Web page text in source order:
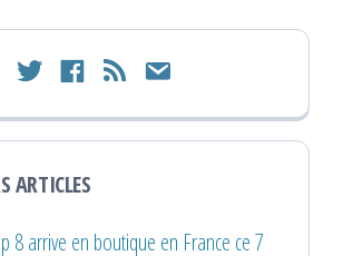
twitter facebook
rss email
ARTICLES
8 arrive en boutique en France ce 7